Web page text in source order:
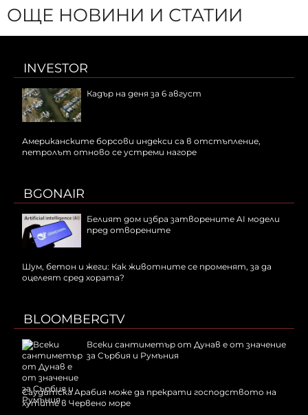
ОЩЕ НОВИНИ И СТАТИИ
INVESTOR
Кадър на деня за 6 август
Американските борсови индекси са в отстъпление,
петролът отново се устреми нагоре
BGONAIR
Белият дом избра затворените AI модели
пред отворените
Шум, бетон и жеги: Как животните се променят, за да
оцелеят сред хората?
BLOOMBERGTV
Всеки сантиметър от Дунав е от значение
за Сърбия и Румъния
Саудитска Арабия може да прекрати господството на
хутите в Червено море